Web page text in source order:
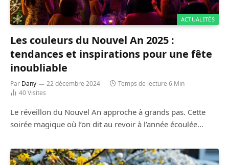
ACTUALITÉS
Les couleurs du Nouvel An 2025 :
tendances et inspirations pour une fête
inoubliable
Par Dany 22 décembre 2024
Temps de lecture 6 Min
40Visites
Le réveillon du Nouvel An approche à grands pas. Cette
soirée magique où l’on dit au revoir à l’année écoulée…